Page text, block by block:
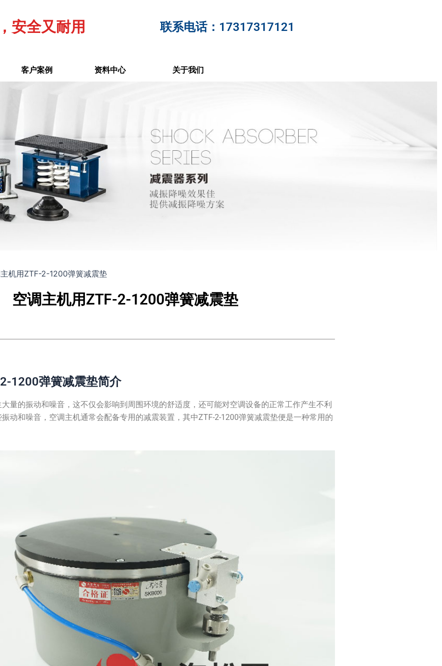
安全又耐用 联系电话：17317317121
客户案例 资料中心 关于我们
机用ZTF-2-1200弹簧减震垫
空调主机用ZTF-2-1200弹簧减震垫
1200弹簧减震垫简介
量的振动和噪音，这不仅会影响到周围环境的舒适度，还可能对空调设备的正常工作产生不利
动和噪音，空调主机通常会配备专用的减震装置，其中ZTF-2-1200弹簧减震垫便是一种常用的